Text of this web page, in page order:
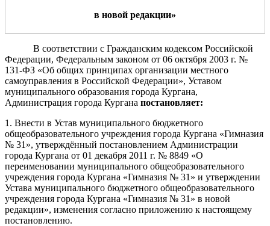
в новой редакции»
В соответствии с Гражданским кодексом Российской
Федерации, Федеральным законом от 06 октября 2003 г. №
131-ФЗ «Об общих принципах организации местного
самоуправления в Российской Федерации», Уставом
муниципального образования города Кургана,
Администрация города Кургана постановляет:
1. Внести в Устав муниципального бюджетного
общеобразовательного учреждения города Кургана «Гимназия
№ 31», утверждённый постановлением Администрации
города Кургана от 01 декабря 2011 г. № 8849 «О
переименовании муниципального общеобразовательного
учреждения города Кургана «Гимназия № 31» и утверждении
Устава муниципального бюджетного общеобразовательного
учреждения города Кургана «Гимназия № 31» в новой
редакции», изменения согласно приложению к настоящему
постановлению.